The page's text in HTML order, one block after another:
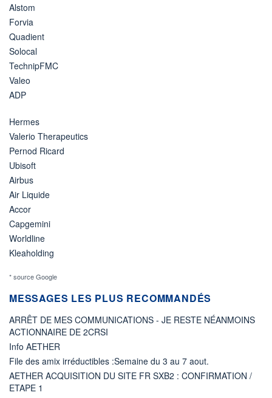
Alstom
Forvia
Quadient
Solocal
TechnipFMC
Valeo
ADP
Hermes
Valerio Therapeutics
Pernod Ricard
Ubisoft
Airbus
Air Liquide
Accor
Capgemini
Worldline
Kleaholding
* source Google
MESSAGES LES PLUS RECOMMANDÉS
ARRÊT DE MES COMMUNICATIONS - JE RESTE NÉANMOINS
ACTIONNAIRE DE 2CRSI
Info AETHER
File des amix irréductibles :Semaine du 3 au 7 aout.
AETHER ACQUISITION DU SITE FR SXB2 : CONFIRMATION /
ETAPE 1